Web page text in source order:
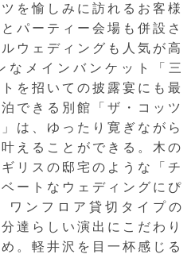
を愉しみに訪れるお客様
パーティー会場も併設さ
ウェディングも人気が高
なメインバンケット「三
を招いての披露宴にも最
できる別館「ザ・コッツ
は、ゆったり寛ぎながら
えることができる。木の
リスの邸宅のような「チ
ートなウェディングにぴ
ワンフロア貸切タイプの
達らしい演出にこだわり
。軽井沢を目一杯感じる